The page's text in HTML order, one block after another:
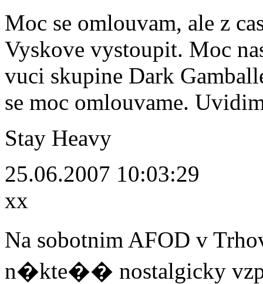
Moc se omlouvam, ale z
Vyskove vystoupit. Moc
vuci skupine Dark
se moc omlouvame.
Stay Heavy
25.06.2007 10:03:29
xx
Na sobotnim AFOD v
n�kte�� nostalgicky